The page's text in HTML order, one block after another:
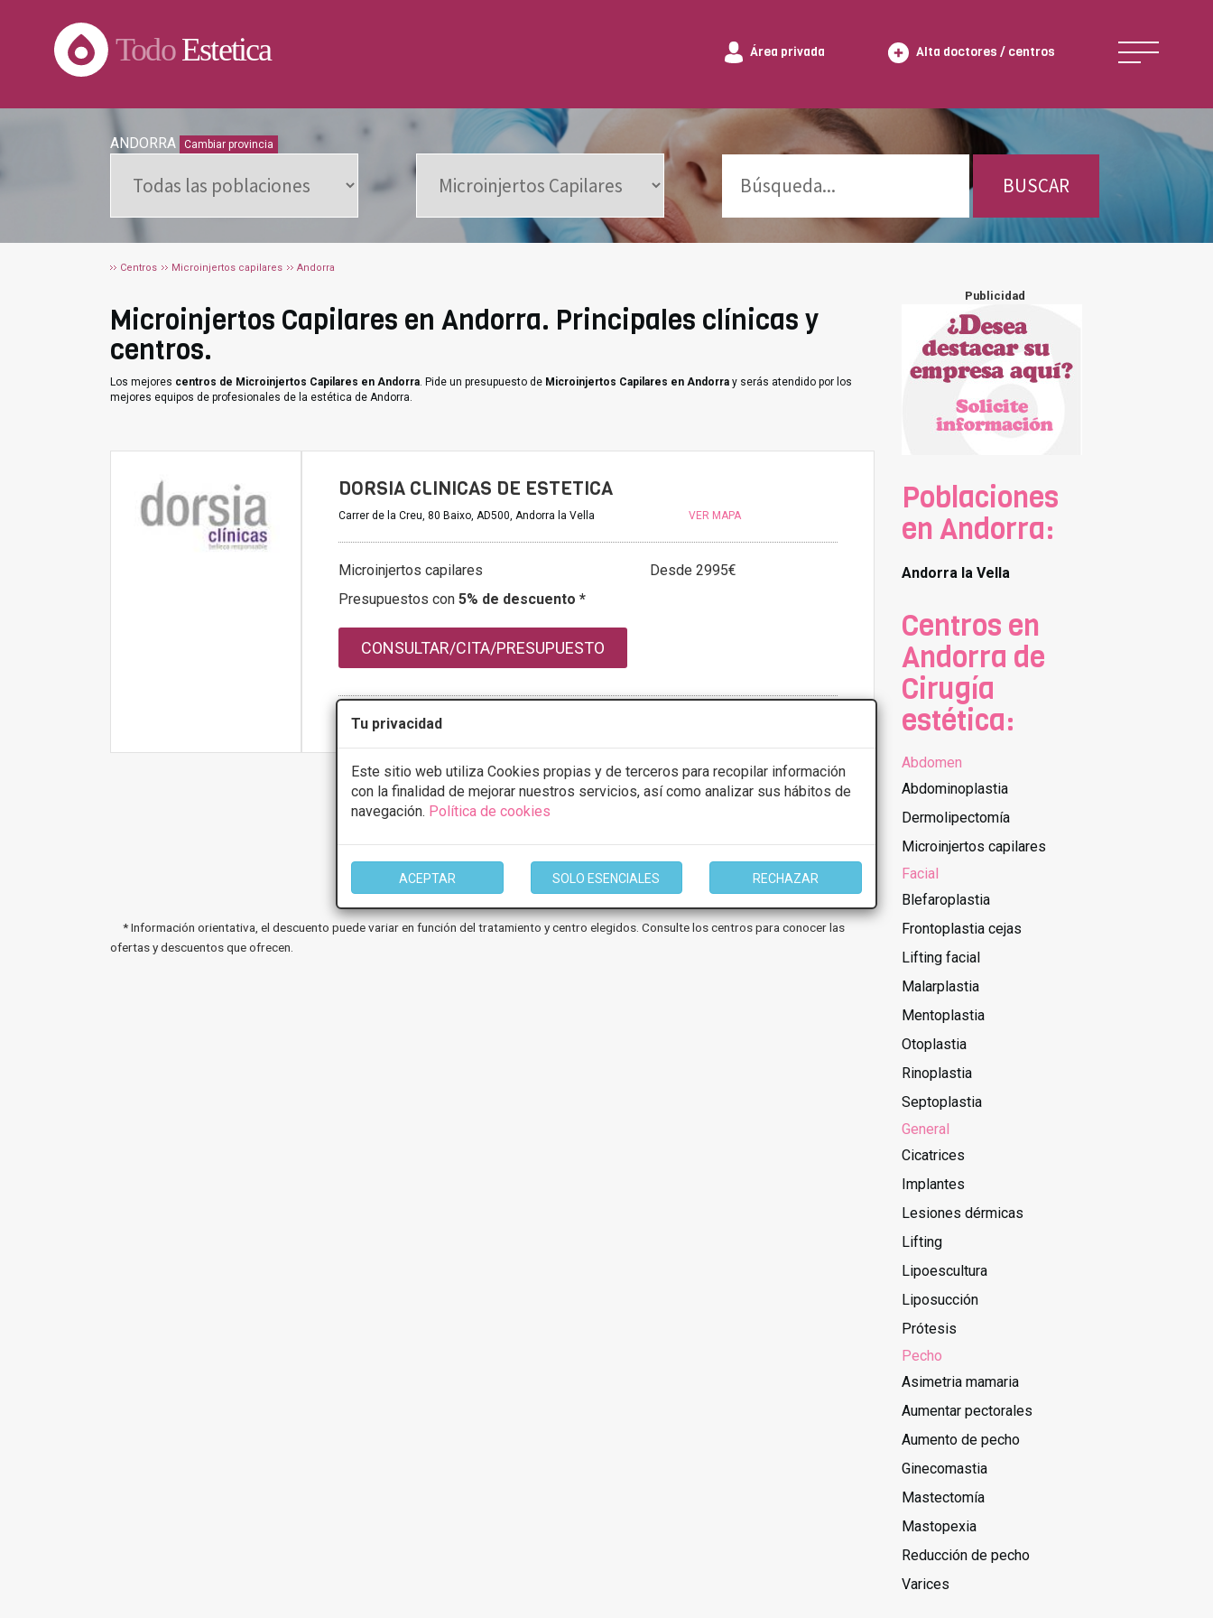
Tu privacidad
Este sitio web utiliza Cookies propias y de terceros para recopilar información
con la finalidad de mejorar nuestros servicios, así como analizar sus hábitos de
navegación. Política de cookies
ACEPTAR SOLO ESENCIALES RECHAZAR
TodoEstetica Área privada Alta doctores / centros
ANDORRA Cambiar provincia
BUSCAR
Centros Microinjertos capilares Andorra
Microinjertos Capilares en Andorra. Principales clínicas y
centros.
Los mejores centros de Microinjertos Capilares en Andorra. Pide un presupuesto de Microinjertos Capilares en Andorra y serás atendido por los
mejores equipos de profesionales de la estética de Andorra.
DORSIA CLINICAS DE ESTETICA
Carrer de la Creu, 80 Baixo, AD500, Andorra la Vella VER MAPA
Microinjertos capilares
Desde 2995€
Presupuestos con 5% de descuento *
CONSULTAR/CITA/PRESUPUESTO
Más información
* Información orientativa, el descuento puede variar en función del tratamiento y centro elegidos. Consulte los centros para conocer las
ofertas y descuentos que ofrecen.
Publicidad
Poblaciones
en Andorra:
Andorra la Vella
Centros en
Andorra de
Cirugía
estética:
Abdomen
Abdominoplastia
Dermolipectomía
Microinjertos capilares
Facial
Blefaroplastia
Frontoplastia cejas
Lifting facial
Malarplastia
Mentoplastia
Otoplastia
Rinoplastia
Septoplastia
General
Cicatrices
Implantes
Lesiones dérmicas
Lifting
Lipoescultura
Liposucción
Prótesis
Pecho
Asimetria mamaria
Aumentar pectorales
Aumento de pecho
Ginecomastia
Mastectomía
Mastopexia
Reducción de pecho
Varices